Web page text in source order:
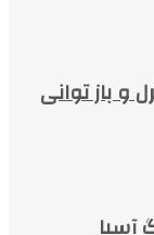
و باز توانی